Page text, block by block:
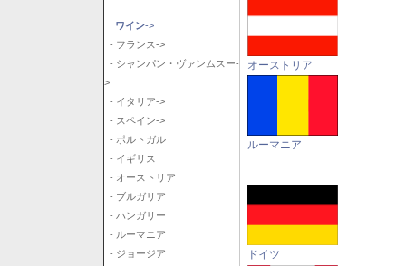
ワイン->
- フランス->
- シャンパン・ヴァンムスー-
>
- イタリア->
- スペイン->
- ポルトガル
- イギリス
- オーストリア
- ブルガリア
- ハンガリー
- ルーマニア
- ジョージア
オーストリア
ルーマニア
ドイツ